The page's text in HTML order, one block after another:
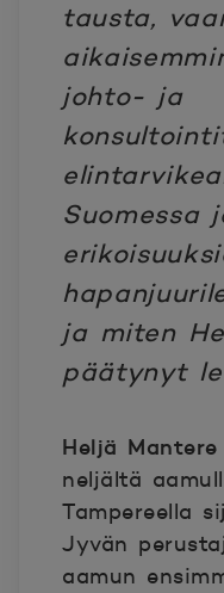
tausta,
johto- ja
Suomessa
ja miten
päätynyt
Heljä Mantere
neljältä
Tampereella
Jyvän
aamun